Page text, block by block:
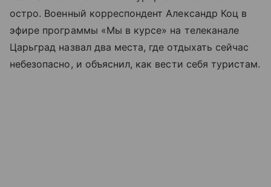
остро. Военный корреспондент Александр Коц в
эфире программы «Мы в курсе» на телеканале
Царьград назвал два места, где отдыхать сейчас
небезопасно, и объяснил, как вести себя туристам.